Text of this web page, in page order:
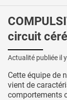
circuit
Actualité publiée il
Cette équipe de
vient de
comportements